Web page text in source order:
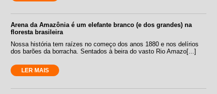
Arena da Amazônia é um elefante branco (e dos grandes) na
floresta brasileira
Nossa história tem raízes no começo dos anos 1880 e nos delírios
dos barões da borracha. Sentados à beira do vasto Rio Amazo[...]
LER MAIS